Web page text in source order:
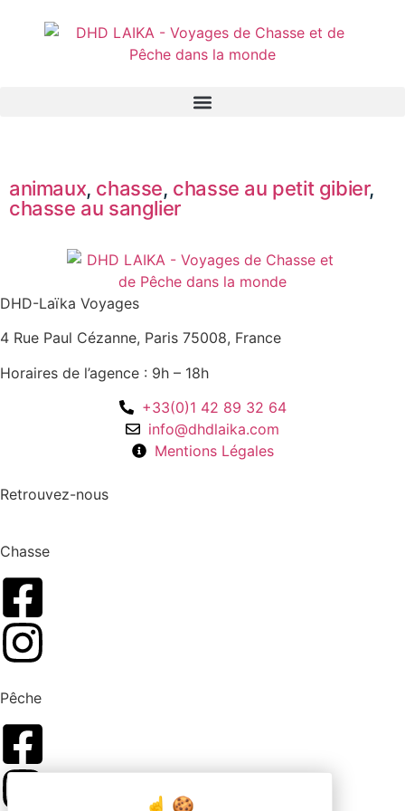
animaux, chasse, chasse au petit gibier,
chasse au sanglier
DHD-Laïka Voyages
4 Rue Paul Cézanne, Paris 75008, France
Horaires de l’agence : 9h – 18h
+33(0)1 42 89 32 64
info@dhdlaika.com
Mentions Légales
Retrouvez-nous
Chasse
Pêche